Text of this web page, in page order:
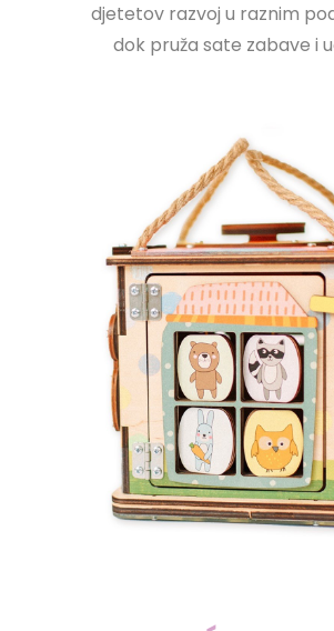
djetetov razvoj u raznim
dok pruža sate zabave i